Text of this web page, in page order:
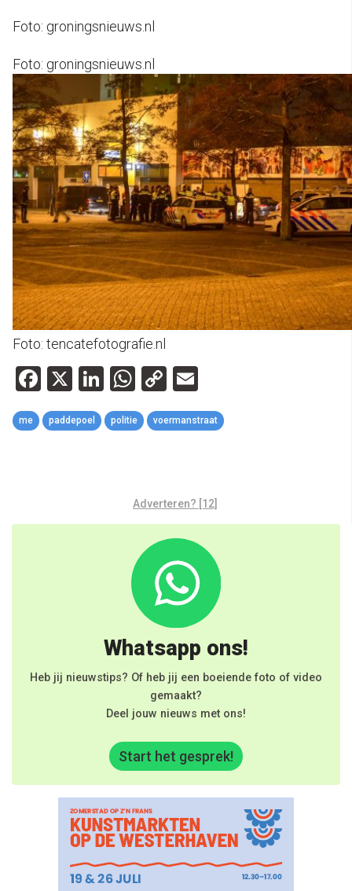
Foto: groningsnieuws.nl
Foto: groningsnieuws.nl
Foto: tencatefotografie.nl
Facebook
X LinkedIn
WhatsApp
Copy
Link
me paddepoel politie voermanstraat
Adverteren? [12]
Whatsapp ons!
Heb jij nieuwstips? Of heb jij een boeiende foto of video
gemaakt?
Deel jouw nieuws met ons!
Start het gesprek!